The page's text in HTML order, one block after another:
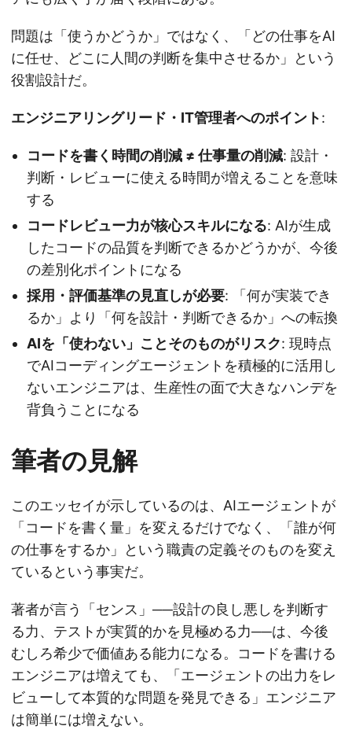
問題は「使うかどうか」ではなく、「どの仕事をAI
に任せ、どこに人間の判断を集中させるか」という
役割設計だ。
エンジニアリングリード・IT管理者へのポイント:
コードを書く時間の削減 ≠ 仕事量の削減: 設計・
判断・レビューに使える時間が増えることを意味
する
コードレビュー力が核心スキルになる: AIが生成
したコードの品質を判断できるかどうかが、今後
の差別化ポイントになる
採用・評価基準の見直しが必要: 「何が実装でき
るか」より「何を設計・判断できるか」への転換
AIを「使わない」ことそのものがリスク: 現時点
でAIコーディングエージェントを積極的に活用し
ないエンジニアは、生産性の面で大きなハンデを
背負うことになる
筆者の見解
このエッセイが示しているのは、AIエージェントが
「コードを書く量」を変えるだけでなく、「誰が何
の仕事をするか」という職責の定義そのものを変え
ているという事実だ。
著者が言う「センス」──設計の良し悪しを判断す
る力、テストが実質的かを見極める力──は、今後
むしろ希少で価値ある能力になる。コードを書ける
エンジニアは増えても、「エージェントの出力をレ
ビューして本質的な問題を発見できる」エンジニア
は簡単には増えない。